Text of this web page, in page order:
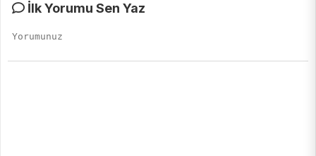
İlk Yorumu Sen Yaz